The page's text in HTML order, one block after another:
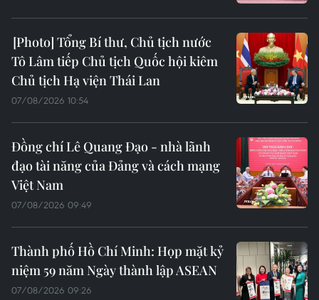
Tổng Bí thư, Chủ tịch nước
Tô Lâm tiếp Chủ tịch Quốc hội kiêm
Chủ tịch Hạ viện Thái Lan
07/08/2026 10:54
Đồng chí Lê Quang Đạo - nhà lãnh
đạo tài năng của Đảng và cách mạng
Việt Nam
07/08/2026 09:49
Thành phố Hồ Chí Minh: Họp mặt kỷ
niệm 59 năm Ngày thành lập ASEAN
07/08/2026 09:26